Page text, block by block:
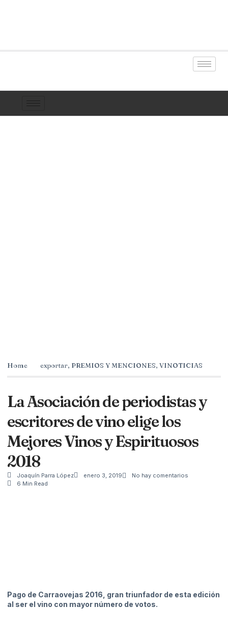
Home exportar, PREMIOS Y MENCIONES, VINOTICIAS
La Asociación de periodistas y
escritores de vino elige los
Mejores Vinos y Espirituosos
2018
Joaquín Parra López enero 3, 2019
No hay comentarios
6 Min Read
Pago de Carraovejas 2016, gran triunfador de esta edición
al ser el vino con mayor número de votos.